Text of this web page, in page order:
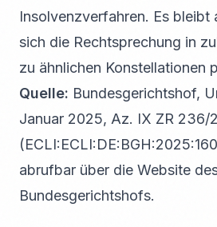
Insolvenzverfahren. Es bleibt
sich die Rechtsprechung in
zu ähnlichen Konstellationen
Quelle: Bundesgerichtshof,
Januar 2025, Az. IX ZR 236/
abrufbar über die Website
Bundesgerichtshofs.